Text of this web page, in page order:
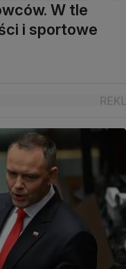
W tle
i sportowe